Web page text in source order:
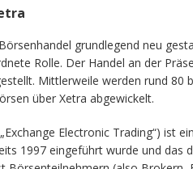
grundlegend neu
Rolle. Der Handel an der
Mittlerweile werden rund 80
über Xetra abgewickelt.
Electronic Trading“) ist
1997 eingeführt wurde und das